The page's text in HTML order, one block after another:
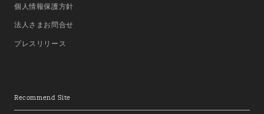
個人情報保護方針
法人さまお問合せ
プレスリリース
Recommend Site